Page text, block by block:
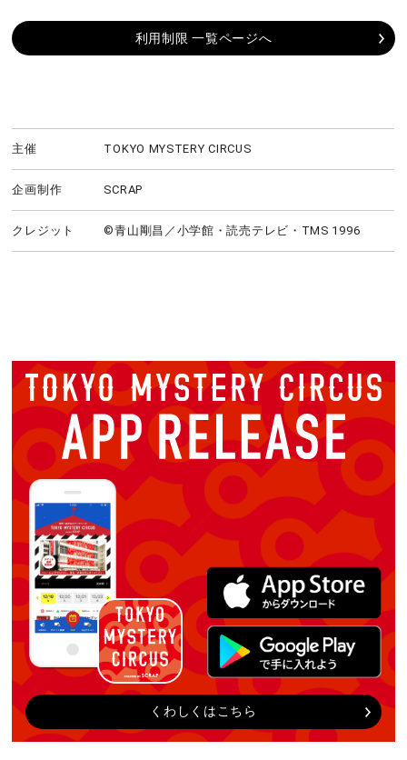
利用制限 一覧ページへ
主催 TOKYO MYSTERY CIRCUS
企画制作 SCRAP
クレジット ©青山剛昌／小学館・読売テレビ・TMS 1996
くわしくはこちら